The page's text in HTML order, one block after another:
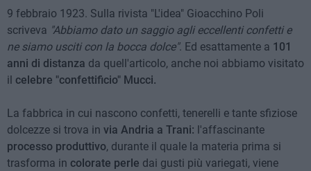
9 febbraio 1923. Sulla rivista "L'idea" Gioacchino Poli
scriveva "Abbiamo dato un saggio agli eccellenti confetti e
ne siamo usciti con la bocca dolce". Ed esattamente a 101
anni di distanza da quell'articolo, anche noi abbiamo visitato
il celebre "confettificio" Mucci.
La fabbrica in cui nascono confetti, tenerelli e tante sfiziose
dolcezze si trova in via Andria a Trani: l'affascinante
processo produttivo, durante il quale la materia prima si
trasforma in colorate perle dai gusti più variegati, viene